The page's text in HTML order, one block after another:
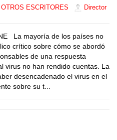
OTROS ESCRITORES
Director
La mayoría de los países no
crítico sobre cómo se abordó
de una respuesta
virus no han rendido cuentas. La
desencadenado el virus en el
sobre su t...